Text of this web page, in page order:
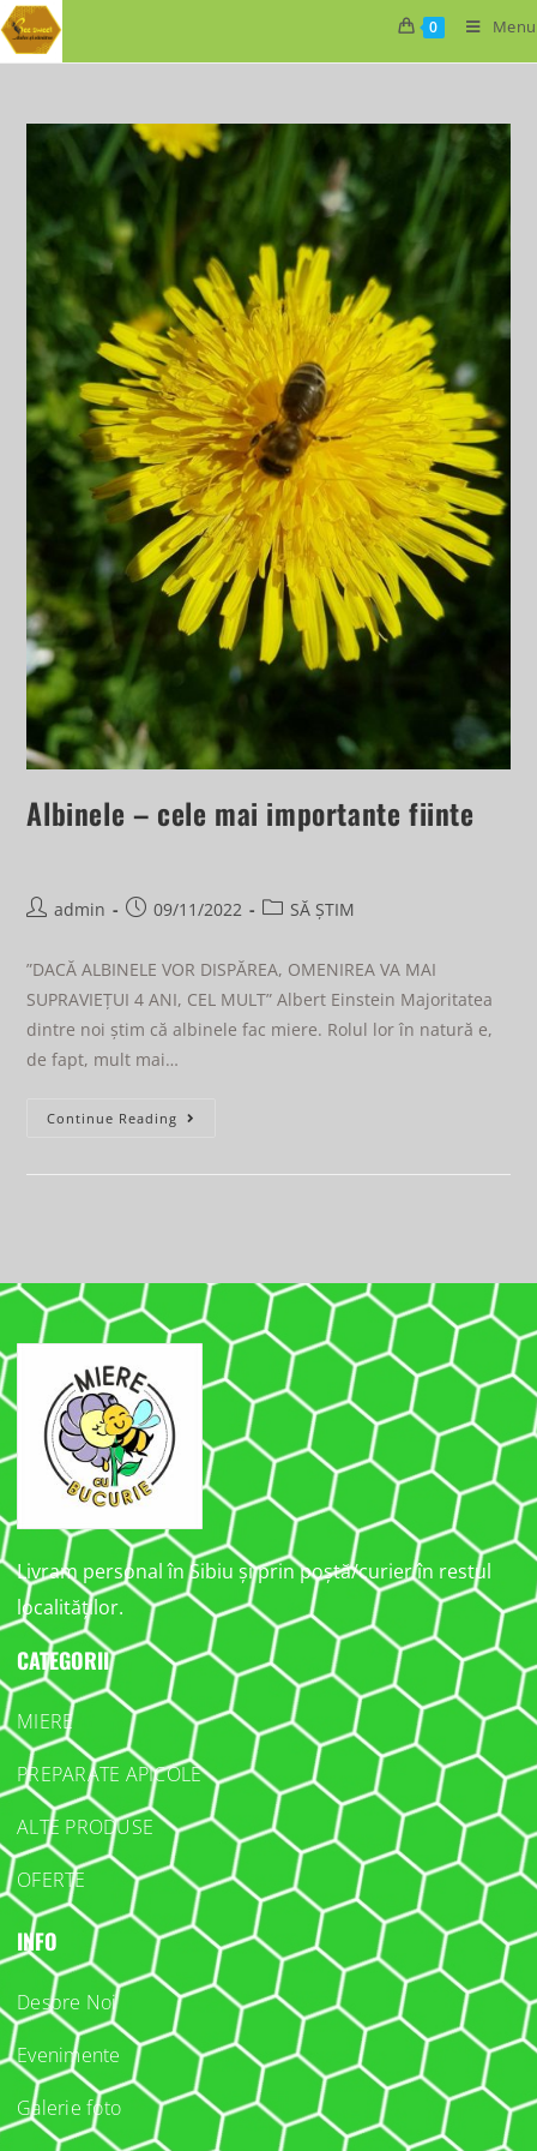
0 Menu
Albinele – cele mai importante fiinte
admin 09/11/2022 SĂ ȘTIM
”DACĂ ALBINELE VOR DISPĂREA, OMENIREA VA MAI
SUPRAVIEȚUI 4 ANI, CEL MULT” Albert Einstein Majoritatea
dintre noi știm că albinele fac miere. Rolul lor în natură e,
de fapt, mult mai…
Continue Reading
Livram personal în Sibiu și prin poștă/curier în restul
localităților.
CATEGORII
MIERE
PREPARATE APICOLE
ALTE PRODUSE
OFERTE
INFO
Despre Noi
Evenimente
Galerie foto